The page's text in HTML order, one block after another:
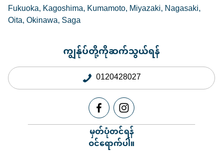
Fukuoka Kagoshima Kumamoto Miyazaki Nagasaki
Oita Okinawa Saga
ကျွန်ုပ်တို့ကိုဆက်သွယ်ရန်
0120428027
မှတ်ပုံတင်ရန်
ဝင်ရောက်ပါ။